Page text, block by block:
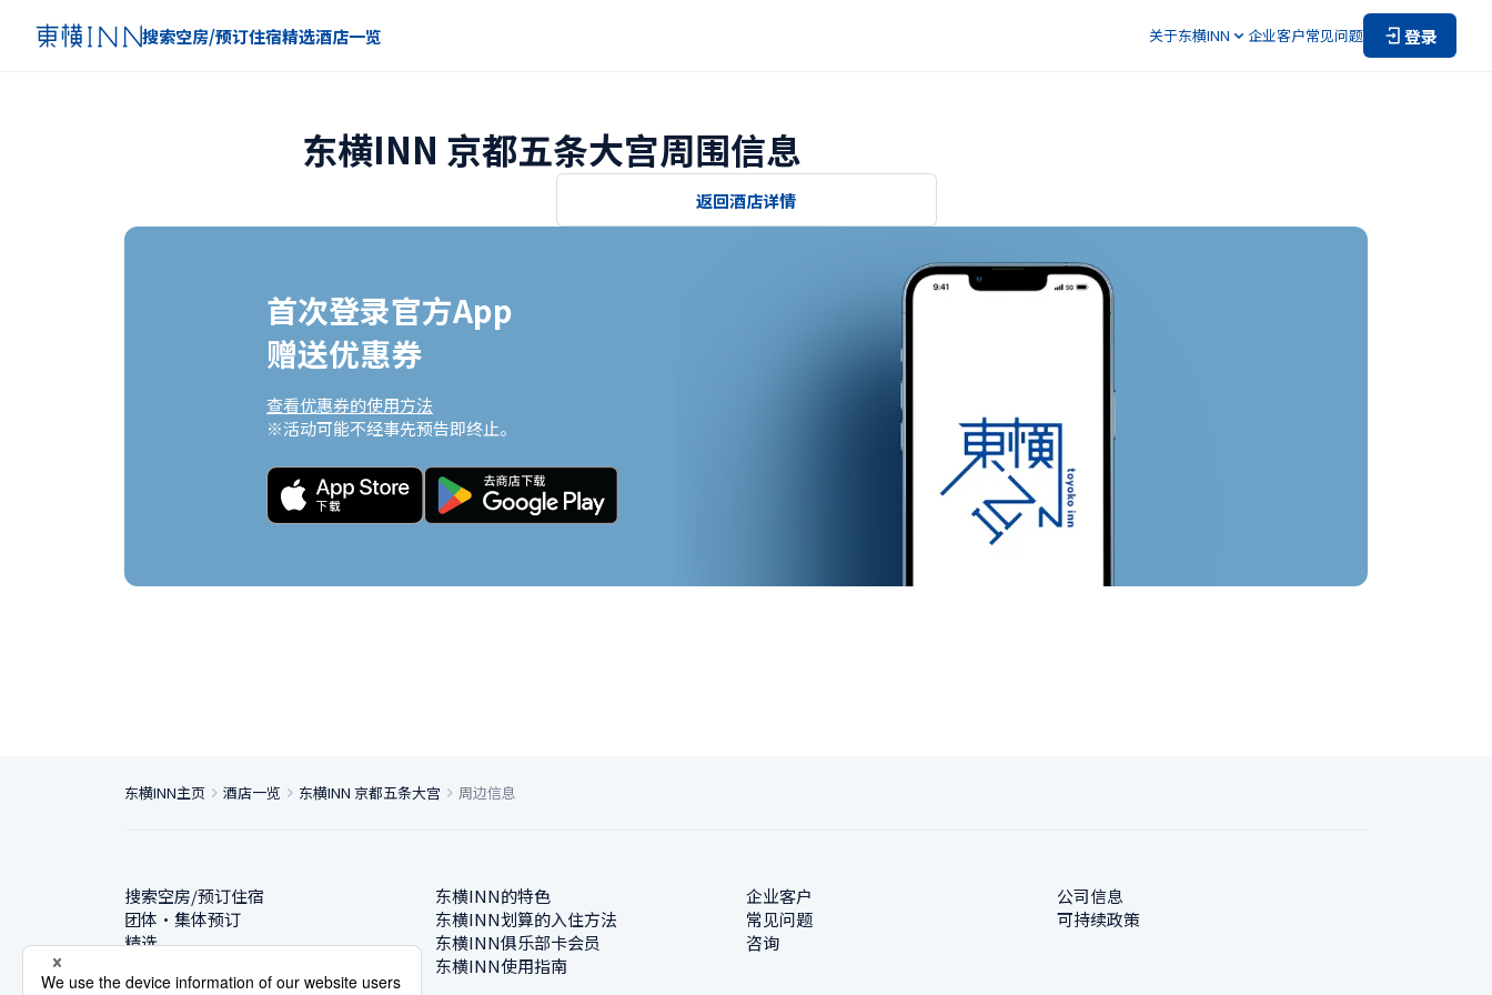
搜索空房/预订住宿精选酒店一览 关于东横INN 企业客户常见问题 登录
东横INN 京都五条大宫周围信息
返回酒店详情
首次登录官方App
赠送优惠券
查看优惠券的使用方法
※活动可能不经事先预告即终止。
东横INN主页 酒店一览 东横INN 京都五条大宫 周边信息
搜索空房/预订住宿
团体・集体预订
精选
东横INN的特色
东横INN划算的入住方法
东横INN俱乐部卡会员
东横INN使用指南
企业客户
常见问题
咨询
公司信息
可持续政策